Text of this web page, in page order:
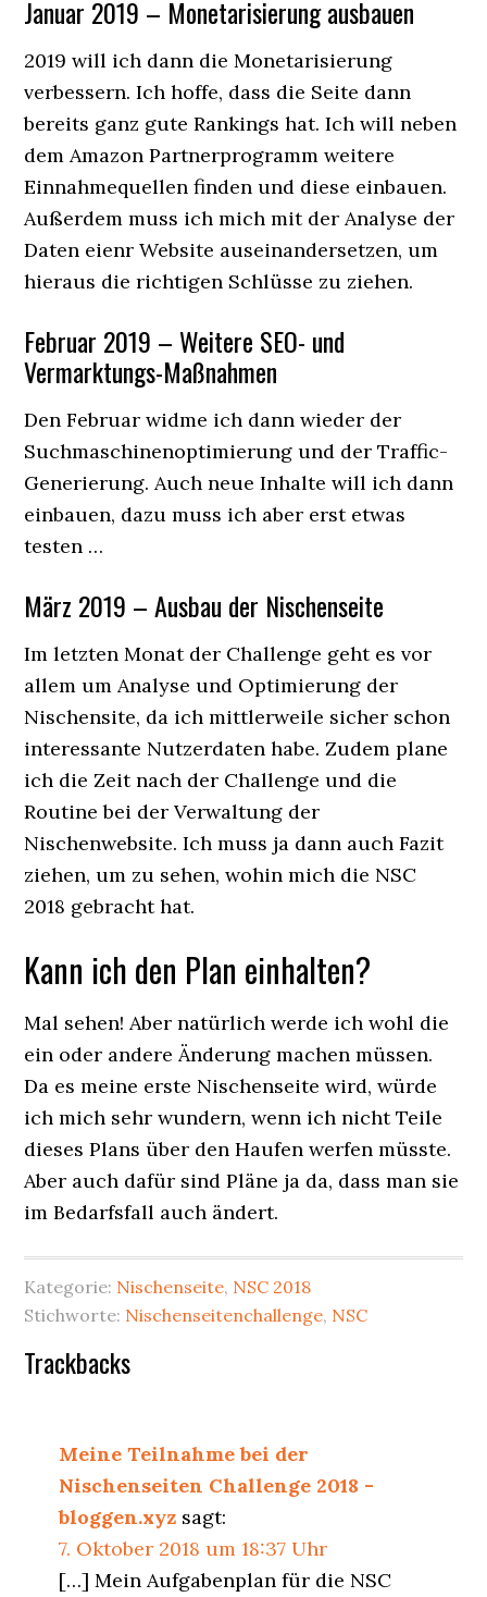
Januar 2019 – Monetarisierung ausbauen
2019 will ich dann die Monetarisierung
verbessern. Ich hoffe, dass die Seite dann
bereits ganz gute Rankings hat. Ich will neben
dem Amazon Partnerprogramm weitere
Einnahmequellen finden und diese einbauen.
Außerdem muss ich mich mit der Analyse der
Daten eienr Website auseinandersetzen, um
hieraus die richtigen Schlüsse zu ziehen.
Februar 2019 – Weitere SEO- und
Vermarktungs-Maßnahmen
Den Februar widme ich dann wieder der
Suchmaschinenoptimierung und der Traffic-
Generierung. Auch neue Inhalte will ich dann
einbauen, dazu muss ich aber erst etwas
testen …
März 2019 – Ausbau der Nischenseite
Im letzten Monat der Challenge geht es vor
allem um Analyse und Optimierung der
Nischensite, da ich mittlerweile sicher schon
interessante Nutzerdaten habe. Zudem plane
ich die Zeit nach der Challenge und die
Routine bei der Verwaltung der
Nischenwebsite. Ich muss ja dann auch Fazit
ziehen, um zu sehen, wohin mich die NSC
2018 gebracht hat.
Kann ich den Plan einhalten?
Mal sehen! Aber natürlich werde ich wohl die
ein oder andere Änderung machen müssen.
Da es meine erste Nischenseite wird, würde
ich mich sehr wundern, wenn ich nicht Teile
dieses Plans über den Haufen werfen müsste.
Aber auch dafür sind Pläne ja da, dass man sie
im Bedarfsfall auch ändert.
Kategorie: Nischenseite, NSC 2018
Stichworte: Nischenseitenchallenge, NSC
Leser-
Trackbacks
Meine Teilnahme bei der
Nischenseiten Challenge 2018 -
bloggen.xyz sagt:
7. Oktober 2018 um 18:37 Uhr
[…] Mein Aufgabenplan für die NSC